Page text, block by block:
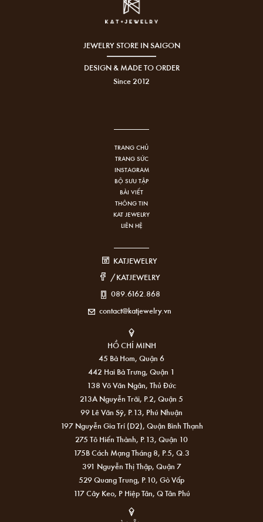
JEWELRY STORE IN SAIGON
DESIGN & MADE TO ORDER
Since 2012
TRANG CHỦ
TRANG SỨC
INSTAGRAM
BỘ SƯU TẬP
BÀI VIẾT
THÔNG TIN
KAT JEWELRY
LIÊN HỆ
KATJEWELRY
/KATJEWELRY
089.6162.868
contact@katjewelry.vn
HỒ CHÍ MINH
45 Bà Hom, Quận 6
442 Hai Bà Trưng, Quận 1
138 Võ Văn Ngân, Thủ Đức
213A Nguyễn Trãi, P.2, Quận 5
99 Lê Văn Sỹ, P.13, Phú Nhuận
197 Nguyễn Gia Trí (D2), Quận Bình Thạnh
275 Tô Hiến Thành, P.13, Quận 10
175B Cách Mạng Tháng 8, P.5, Q.3
391 Nguyễn Thị Thập, Quận 7
529 Quang Trung, P.10, Gò Vấp
117 Cây Keo, P Hiệp Tân, Q Tân Phú